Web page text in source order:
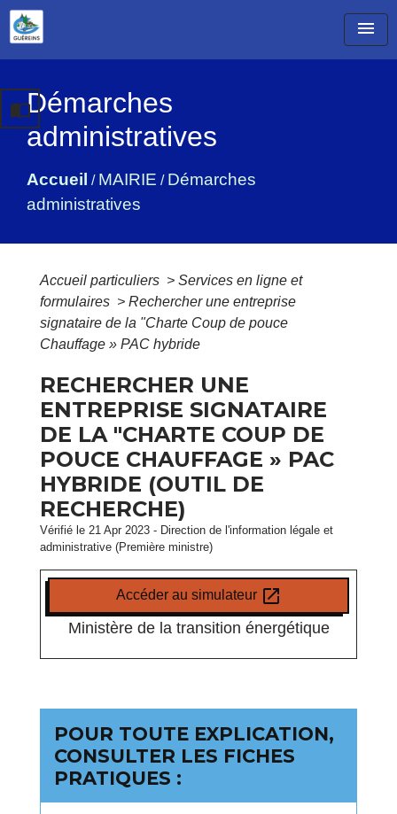
menu
Démarches
administratives
Accueil / MAIRIE / Démarches
administratives
import_contacts
Accueil particuliers > Services en ligne et
formulaires > Rechercher une entreprise
signataire de la "Charte Coup de pouce
Chauffage » PAC hybride
RECHERCHER UNE
ENTREPRISE SIGNATAIRE
DE LA "CHARTE COUP DE
POUCE CHAUFFAGE » PAC
HYBRIDE (OUTIL DE
RECHERCHE)
Vérifié le 21 Apr 2023 - Direction de l'information légale et
administrative (Première ministre)
Accéder au simulateur open_in_new
Ministère de la transition énergétique
POUR TOUTE EXPLICATION,
CONSULTER LES FICHES
PRATIQUES :